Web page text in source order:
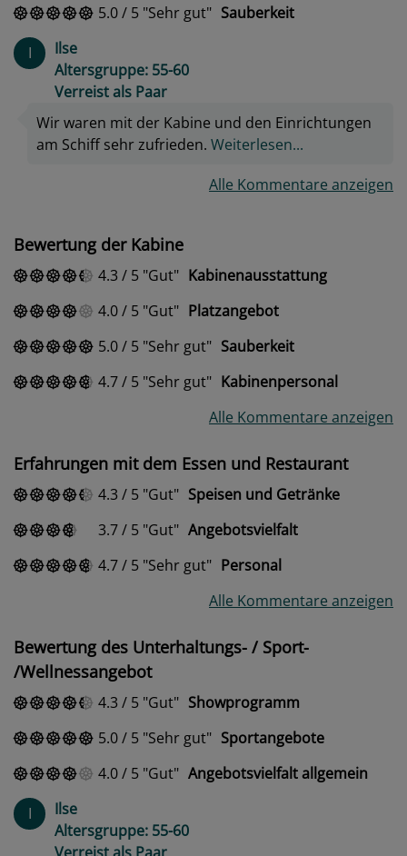
5.0/ 5 Sehr gut
Sauberkeit
I
Ilse
Altersgruppe: 55-60
Verreist als Paar
Wir waren mit der Kabine und den Einrichtungen
am Schiff sehr zufrieden. Weiterlesen...
Alle Kommentare anzeigen
Bewertung der Kabine
4.3 / 5 Gut
Kabinenausstattung
4.0/ 5 Gut
Platzangebot
5.0/ 5 Sehr gut
Sauberkeit
4.7/ 5 Sehr gut
Kabinenpersonal
Alle Kommentare anzeigen
Erfahrungen mit dem Essen und Restaurant
4.3 / 5 Gut
Speisen und Getränke
3.7/ 5 Gut
Angebotsvielfalt
4.7/ 5 Sehr gut
Personal
Alle Kommentare anzeigen
Bewertung des Unterhaltungs- / Sport-
/Wellnessangebot
4.3 / 5 Gut
Showprogramm
5.0/ 5 Sehr gut
Sportangebote
4.0/ 5 Gut
Angebotsvielfalt allgemein
I
Ilse
Altersgruppe: 55-60